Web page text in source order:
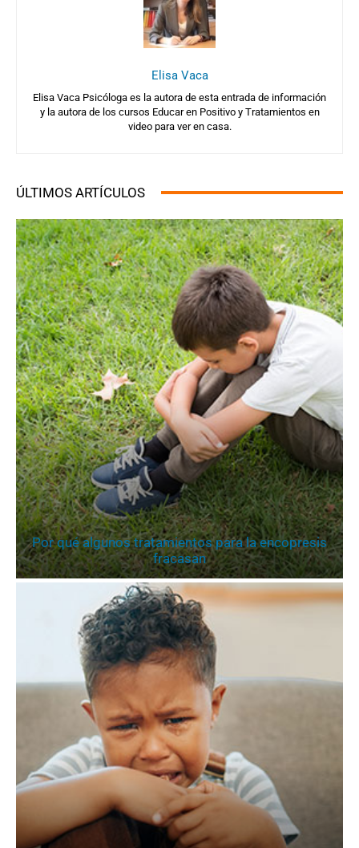
Elisa Vaca
Elisa Vaca Psicóloga es la autora de esta entrada de información
y la autora de los cursos Educar en Positivo y Tratamientos en
video para ver en casa.
ÚLTIMOS ARTÍCULOS
Por qué algunos tratamientos para la encopresis
fracasan